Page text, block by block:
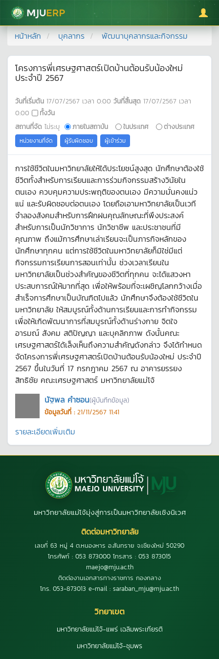
มหาวิทยาลัยแม่โจ้
หน้าหลัก บุคลากร พัฒนาบุคลากรและกิจกรรม
โครงการพี่เศรษฐศาสตร์เปิดบ้านต้อนรับน้องใหม่
ประจำปี 2567
วันที่เริ่มต้น 17/07/2567 เวลา 0:00 วันที่สิ้นสุด 17/07/2567 เวลา
0:00
ทั้งวัน
สถานที่จัด ไม่ระบุ ภายในสถาบัน ในประเทศ ต่างประเทศ
หน่วยงานที่จัด ผู้รับผิดชอบ ผู้เข้าร่วม
การใช้ชีวิตในมหาวิทยาลัยให้ได้ประโยชน์สูงสุด นักศึกษาต้องใช้
ชีวิตทั้งสำหรับการเรียนและการร่วมกิจกรรมสร้างวินัยใน
ตนเอง ควบคุมความประพฤติของตนเอง มีความมั่นคงแน่ว
แน่ และรับผิดชอบต่อตนเอง โดยถือเอามหาวิทยาลัยเป็นเวที
จำลองสังคมสำหรับการฝึกฝนคุณลักษณะที่พึงประสงค์
สำหรับการเป็นนักวิชาการ นักวิชาชีพ และประชาชนที่มี
คุณภาพ ถึงแม้การศึกษาเล่าเรียนจะเป็นภารกิจหลักของ
นักศึกษาทุกคน แต่การใช้ชีวิตในมหาวิทยาลัยก็มิใช่มีแต่
กิจกรรมการเรียนการสอนเท่านั้น ช่วงเวลาเรียนใน
มหาวิทยาลัยเป็นช่วงสำคัญของชีวิตที่ทุกคน จะได้แสวงหา
ประสบการณ์ให้มากที่สุด เพื่อให้พร้อมที่จะเผชิญโลกกว้างเมื่อ
สำเร็จการศึกษาเป็นบัณฑิตไปแล้ว นักศึกษาจึงต้องใช้ชีวิตใน
มหาวิทยาลัย ให้สมบูรณ์ทั้งด้านการเรียนและการทำกิจกรรม
เพื่อให้เกิดพัฒนาการที่สมบูรณ์ทั้งด้านร่างกาย จิตใจ
อารมณ์ สังคม สติปัญญา และบุคลิกภาพ ดังนั้นคณะ
เศรษฐศาสตร์ได้เล็งเห็นถึงความสำคัญดังกล่าว จึงได้กำหนด
จัดโครงการพี่เศรษฐศาสตร์เปิดบ้านต้อนรับน้องใหม่ ประจำปี
2567 ขึ้นในวันที่ 17 กรกฎาคม 2567 ณ อาคารยรรยง
สิทธิชัย คณะเศรษฐศาสตร์ มหาวิทยาลัยแม่โจ้
นัฐพล คำซอน(ผู้บันทึกข้อมูล)
ข้อมูลวันที่ : 21/11/2567 11:41
รายละเอียดเพิ่มเติม
มหาวิทยาลัยแม่โจ้มุ่งสู่การเป็นมหาวิทยาลัยเชิงนิเวศ
ติดต่อมหาวิทยาลัย
เลขที่ 63 หมู่ 4 ต.หนองหาร อ.สันทราย จ.เชียงใหม่ 50290
โทรศัพท์ : 053 873000 โทรสาร : 053 873015
maejo@mju.ac.th
ติดต่องานเอกสารทางราชการ กองกลาง
โทร. 053-873013 e-mail : saraban_mju@mju.ac.th
วิทยาเขต
มหาวิทยาลัยแม่โจ้-แพร่ เฉลิมพระเกียรติ
มหาวิทยาลัยแม่โจ้-ชุมพร